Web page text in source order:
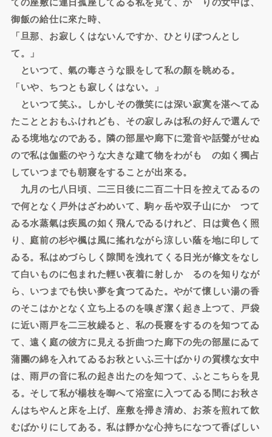
御飯の給仕に來た時、
「旦那、お寂しくはないんですか、ひとりぽつんとし
て。」
といつて、氣の毒さうな眼をして私の顏を眺める。
「いや、ちつとも寂しくはない。」
といつて笑ふ。しかしその微笑には深い寂寞を湛へてゐ
たこととおもふけれども、その寂しみは私の好んで選んで
ゐる境地なのである。隣の部屋や廊下に跫音や話聲がせぬ
ので私は伽藍のやうな大きな建て物をわがもゝの如く獨占
していつまでも朝寢をすることが出來る。
九月の七八日頃、二三日後に二百二十日を控えてゐるの
で何となく戸外はざわめいて、駒ヶ岳や双子山にかゝつて
ゐる水蒸氣は疾風の如く飛んでゐるけれど、日は黄色く照
り、庭前の杉や楓は風に搖れながら涼しい蔭を地に印して
ゐる。私はめづらしく隙間を洩れてくる日光が條文をなし
て白いものに包まれた輕い夜着に射しかゝるのを知りなが
ら、いつまでも快い夢を貪つてゐた。やがて懷しい湯の香
のそこはかとなく立ち上るのを嗅ぎ潔く起き上つて、戸袋
に近い雨戸を二三枚繰ると、私の長寢をするのを知つてゐ
て、遠く庭の彼方に見える折曲つた廊下の先の部屋にゐて
蒲團の綿を入れてゐるお秋といふ三十ばかりの質樸な女中
は、雨戸の音に私の起き出たのを知つて、ふとこちらを見
る。そして私が楊枝を啣へて浴室に入つてゐる間にお秋さ
んはちやんと床を上げ、座敷を掃き清め、お茶を煎れて飮
むばかりにしてある。私は靜かな心持ちになつて香ばしい